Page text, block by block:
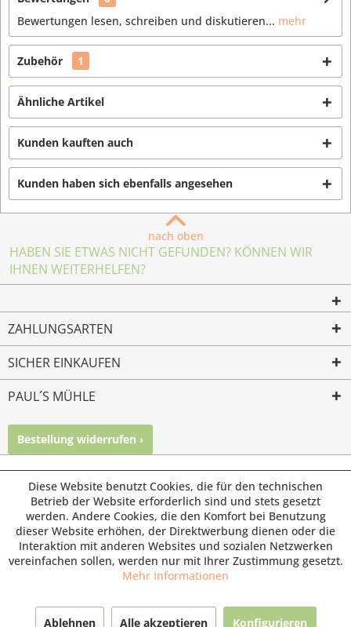
Bewertungen lesen, schreiben und diskutieren... mehr
Zubehör 1
Ähnliche Artikel
Kunden kauften auch
Kunden haben sich ebenfalls angesehen
nach oben
HABEN SIE ETWAS NICHT GEFUNDEN? KÖNNEN WIR
IHNEN WEITERHELFEN?
ZAHLUNGSARTEN
SICHER EINKAUFEN
PAUL´S MÜHLE
Bestellung widerrufen ›
© Paul's Mühle | Inhaber: Christof Paul e.K. | Westring 2 |
45659 Recklinghausen
Fax: 02361 -28831 | E-Mail: info@pauls-muehle.de
Diese Website benutzt Cookies, die für den technischen
Betrieb der Website erforderlich sind und stets gesetzt
werden. Andere Cookies, die den Komfort bei Benutzung
dieser Website erhöhen, der Direktwerbung dienen oder die
Interaktion mit anderen Websites und sozialen Netzwerken
vereinfachen sollen, werden nur mit Ihrer Zustimmung gesetzt.
Mehr Informationen
Ablehnen Alle akzeptieren Konfigurieren